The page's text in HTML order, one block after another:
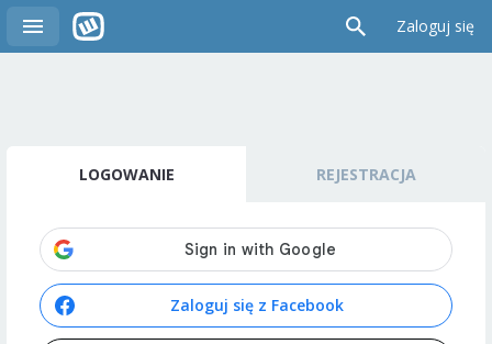
Zaloguj się
LOGOWANIE REJESTRACJA
Zaloguj się z Facebook